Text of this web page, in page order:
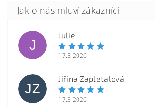
J
Julie
17.5.2026
JZ
Jiřina Zapletalová
17.3.2026